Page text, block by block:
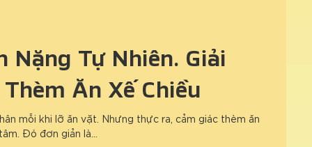
Nặng Tự Nhiên: Giải
Ăn Xế Chiều
mỗi khi lỡ ăn vặt. Nhưng thực ra, cảm giác thèm ăn
Đó đơn giản là…